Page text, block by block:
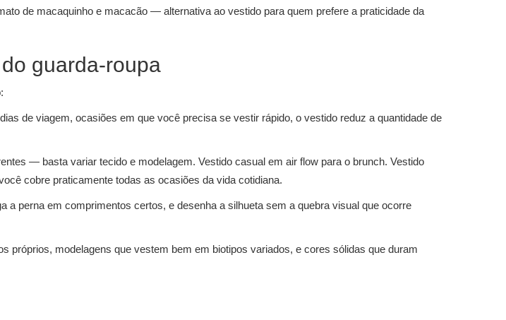
de macaquinho e macacão — alternativa ao vestido para quem prefere a praticidade da
guarda-roupa
de viagem, ocasiões em que você precisa se vestir rápido, o vestido reduz a quantidade de
— basta variar tecido e modelagem. Vestido casual em air flow para o brunch. Vestido
cobre praticamente todas as ocasiões da vida cotidiana.
a perna em comprimentos certos, e desenha a silhueta sem a quebra visual que ocorre
próprios, modelagens que vestem bem em biotipos variados, e cores sólidas que duram